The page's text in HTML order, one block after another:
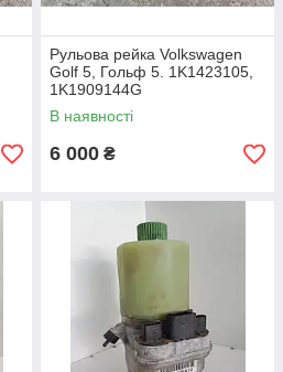
Рульова рейка Volkswagen
Golf 5, Гольф 5. 1K1423105,
1K1909144G
В наявності
6 000 ₴